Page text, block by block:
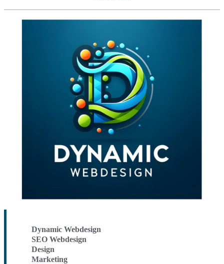
Dynamic Webdesign
SEO Webdesign
Design
Marketing